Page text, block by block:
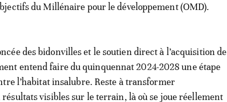
du Millénaire pour le développement (OMD).
des bidonvilles et le soutien direct à l’acquisition de
entend faire du quinquennat 2024-2028 une étape
l’habitat insalubre. Reste à transformer
résultats visibles sur le terrain, là où se joue réellement